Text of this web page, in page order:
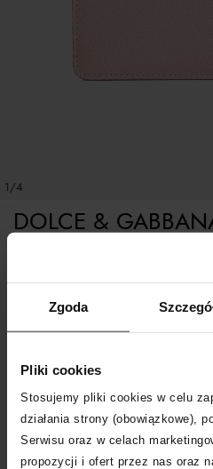
Zgoda
Pliki cookies
Stosujemy pliki cookies w celu
działania strony (obowiązkowe),
Serwisu oraz w celach
propozycji i ofert przez nas oraz
1/4
DOLCE &
POWIADOM
Dostawa